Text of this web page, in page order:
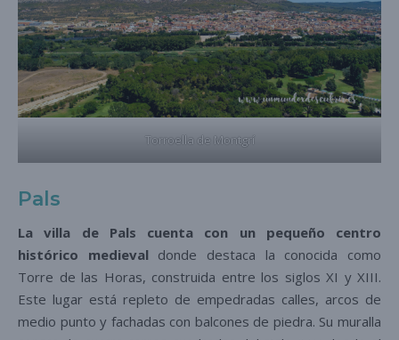
Torroella de Montgrí
Pals
La villa de Pals cuenta con un pequeño centro
histórico medieval donde destaca la conocida como
Torre de las Horas, construida entre los siglos XI y XIII.
Este lugar está repleto de empedradas calles, arcos de
medio punto y fachadas con balcones de piedra. Su muralla